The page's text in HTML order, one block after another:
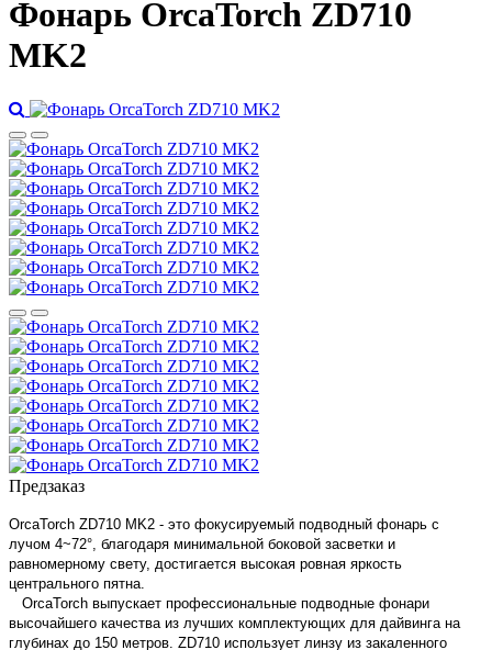
Фонарь OrcaTorch ZD710
MK2
Предзаказ
OrcaTorch ZD710 MK2 - это фокусируемый подводный фонарь с
лучом 4~72° , благодаря минимальной боковой засветки и
равномерному свету, достигается высокая ровная яркость
центрального пятна.
OrcaTorch выпускает профессиональные подводные фонари
высочайшего качества из лучших комплектующих для дайвинга на
глубинах до 150 метров. ZD710 использует линзу из закаленного